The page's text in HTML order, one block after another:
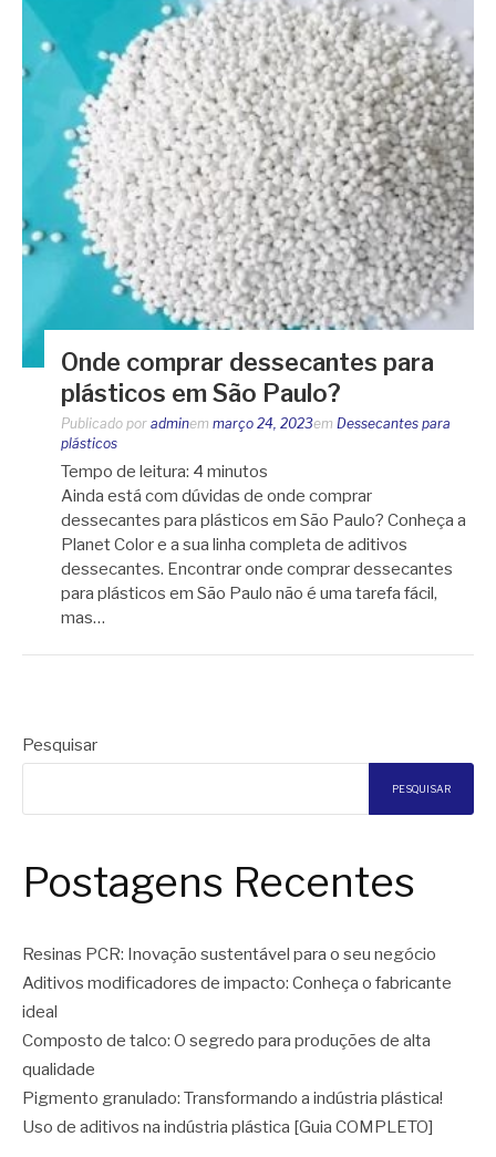
Onde comprar dessecantes para
plásticos em São Paulo?
Publicado por adminem março 24, 2023em Dessecantes para
plásticos
Tempo de leitura: 4 minutos
Ainda está com dúvidas de onde comprar
dessecantes para plásticos em São Paulo? Conheça a
Planet Color e a sua linha completa de aditivos
dessecantes. Encontrar onde comprar dessecantes
para plásticos em São Paulo não é uma tarefa fácil,
mas…
Pesquisar
PESQUISAR
Postagens Recentes
Resinas PCR: Inovação sustentável para o seu negócio
Aditivos modificadores de impacto: Conheça o fabricante
ideal
Composto de talco: O segredo para produções de alta
qualidade
Pigmento granulado: Transformando a indústria plástica!
Uso de aditivos na indústria plástica [Guia COMPLETO]